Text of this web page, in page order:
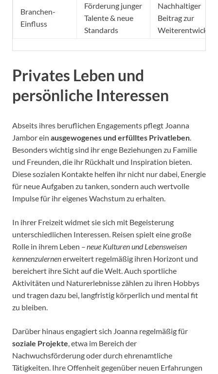
Branchen-
Einfluss
Förderung junger
Talente & neue
Standards
Nachhaltiger
Beitrag zur
Privates Leben und
persönliche Interessen
Abseits ihres beruflichen Engagements pflegt Joanna
Jambor ein ausgewogenes und erfülltes Privatleben
Besonders wichtig sind ihr enge Beziehungen zu Familie
und Freunden, die ihr Rückhalt und Inspiration bieten.
Diese sozialen Kontakte helfen ihr nicht nur dabei, Energie
für neue Aufgaben zu tanken, sondern auch wertvolle
Impulse für ihr eigenes Wachstum zu erhalten.
In ihrer Freizeit widmet sie sich mit Begeisterung
unterschiedlichen Interessen. Reisen spielt eine große
Rolle in ihrem Leben –neue Kulturen und Lebensweisen
kennenzulernenerweitert regelmäßig ihren Horizont und
bereichert ihre Sicht auf die Welt. Auch sportliche
Aktivitäten und Naturerlebnisse zählen zu ihren Hobbys
und tragen dazu bei, langfristig körperlich und mental fit
zu bleiben.
Darüber hinaus engagiert sich Joanna regelmäßig für
soziale Projekte , etwa im Bereich der
Nachwuchsförderung oder durch ehrenamtliche
Tätigkeiten. Ihre Offenheit gegenüber neuen Erfahrungen